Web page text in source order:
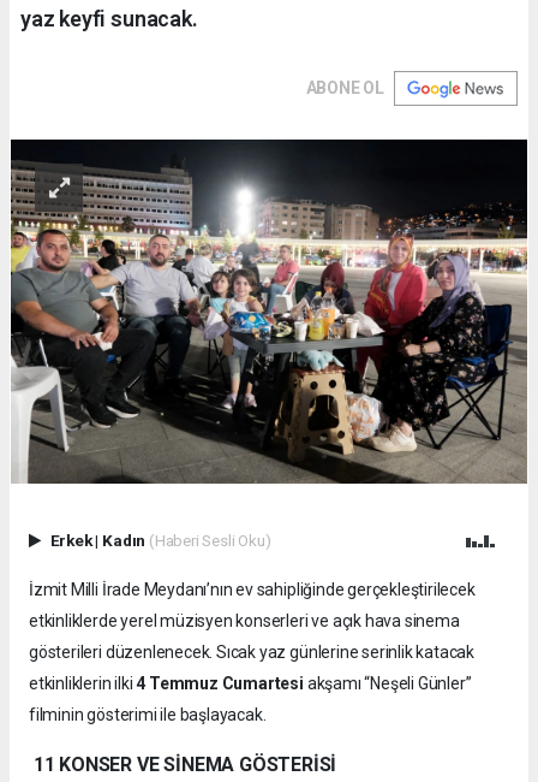
yaz keyfi sunacak.
ABONE OL
Erkek| Kadın (Haberi Sesli Oku)
İzmit Milli İrade Meydanı’nın ev sahipliğinde gerçekleştirilecek
etkinliklerde yerel müzisyen konserleri ve açık hava sinema
gösterileri düzenlenecek. Sıcak yaz günlerine serinlik katacak
etkinliklerin ilki4 Temmuz Cumartesi akşamı “Neşeli Günler”
filminin gösterimi ile başlayacak.
11 KONSER VE SİNEMA GÖSTERİSİ